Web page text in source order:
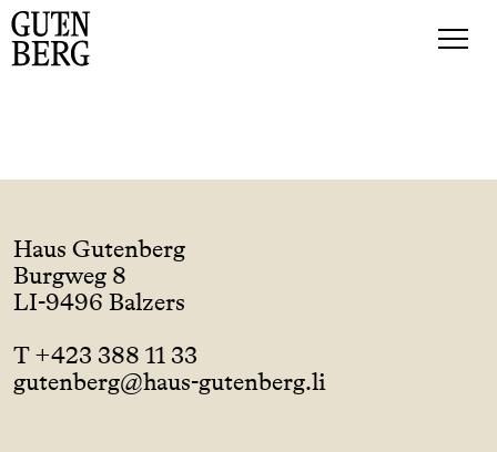
Haus Gutenberg
Burgweg 8
LI-9496 Balzers
T +423 388 11 33
gutenberg@haus-gutenberg.li